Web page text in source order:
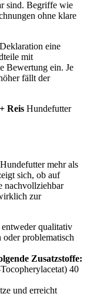
sind. Begriffe wie
ohne klare
eine
mit
Bewertung ein. Je
fällt der
Reis Hundefutter
mehr als
sich, ob auf
nachvollziehbar
zur
qualitativ
problematisch
Zusatzstoffe:
40
und erreicht